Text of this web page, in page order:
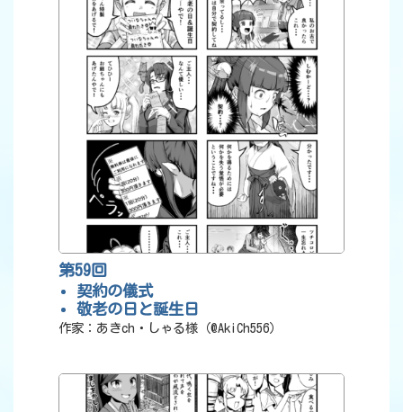
第59回
契約の儀式
敬老の日と誕生日
作家：あきch・しゃる様（@AkiCh556）